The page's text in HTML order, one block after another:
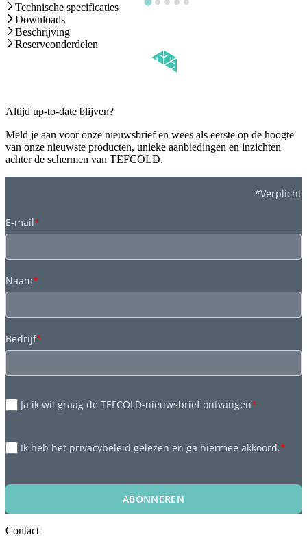
Technische specificaties
Downloads
Beschrijving
Reserveonderdelen
Altijd up-to-date blijven?
Meld je aan voor onze nieuwsbrief en wees als eerste op de hoogte
van onze nieuwste producten, unieke aanbiedingen en inzichten
achter de schermen van TEFCOLD.
*Verplicht
E-mail*
Naam*
Bedrijf*
Ja ik wil graag de TEFCOLD-nieuwsbrief ontvangen*
Ik heb het privacybeleid gelezen en ga hiermee akkoord.*
ABONNEREN
Contact